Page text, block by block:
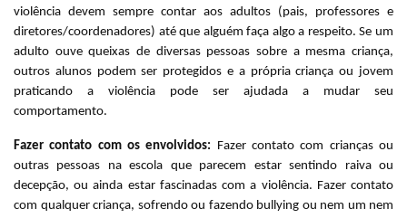
violência devem sempre contar aos adultos (pais, professores e
diretores/coordenadores) até que alguém faça algo a respeito. Se um
adulto ouve queixas de diversas pessoas sobre a mesma criança,
outros alunos podem ser protegidos e a própria criança ou jovem
praticando a violência pode ser ajudada a mudar seu
comportamento.
Fazer contato com os envolvidos: Fazer contato com crianças ou
outras pessoas na escola que parecem estar sentindo raiva ou
decepção, ou ainda estar fascinadas com a violência. Fazer contato
com qualquer criança, sofrendo ou fazendo bullying ou nem um nem